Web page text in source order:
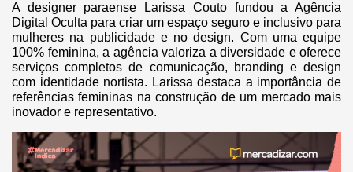
A designer paraense Larissa Couto fundou a Agência
Digital Oculta para criar um espaço seguro e inclusivo para
mulheres na publicidade e no design. Com uma equipe
100% feminina, a agência valoriza a diversidade e oferece
serviços completos de comunicação, branding e design
com identidade nortista. Larissa destaca a importância de
referências femininas na construção de um mercado mais
inovador e representativo.